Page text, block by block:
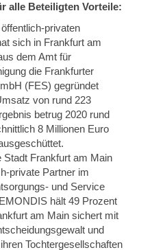
alle Beteiligten Vorteile:
privaten
sich in Frankfurt am
dem Amt für
die Frankfurter
(FES) gegründet
von rund 223
betrug 2020 rund
8 Millionen Euro
Stadt Frankfurt am Main
private Partner im
und Service
hält 49 Prozent
am Main sichert mit
und
Tochtergesellschaften